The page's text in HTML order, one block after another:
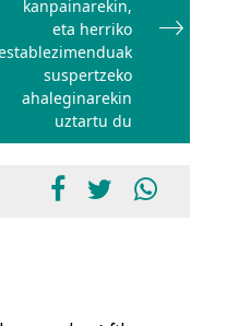
kanpainarekin,
eta herriko
suspertzeko
ahaleginarekin
uztartu du